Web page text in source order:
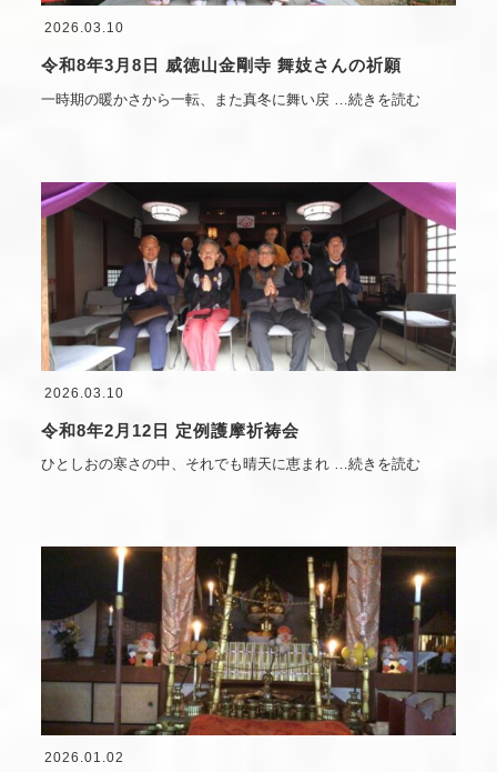
2026.03.10
令和8年3月8日 威徳山金剛寺 舞妓さんの祈願
一時期の暖かさから一転、また真冬に舞い戻 …続きを読む
2026.03.10
令和8年2月12日 定例護摩祈祷会
ひとしおの寒さの中、それでも晴天に恵まれ …続きを読む
2026.01.02